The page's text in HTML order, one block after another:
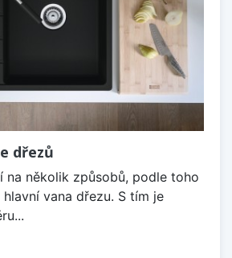
dřezů
na několik způsobů, podle toho
vana dřezu. S tím je